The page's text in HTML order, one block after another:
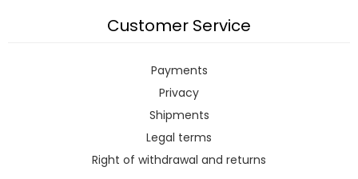
Customer Service
Payments
Privacy
Shipments
Legal terms
Right of withdrawal and returns